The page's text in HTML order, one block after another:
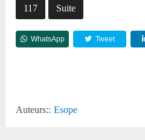
117 Suite
WhatsApp Tweet
Auteurs:: Esope